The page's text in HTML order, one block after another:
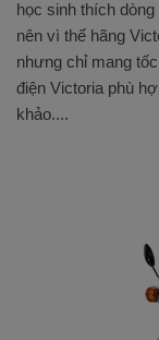
học sinh thích
nên vì thế hãng
nhưng chỉ mang
điện Victoria phù
khảo....